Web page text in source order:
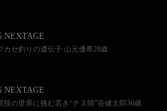
NEXTAGE
カセ釣りの遺伝子 山元優希28歳
NEXTAGE
技の世界に挑む若き“チヌ師”谷健太郎30歳